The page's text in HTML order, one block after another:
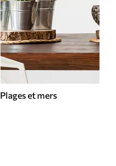
Plages et mers